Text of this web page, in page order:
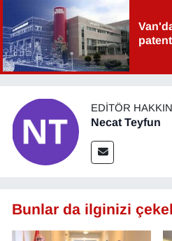
EDITÖR
Necat Teyfun
Bunlar da ilginizi